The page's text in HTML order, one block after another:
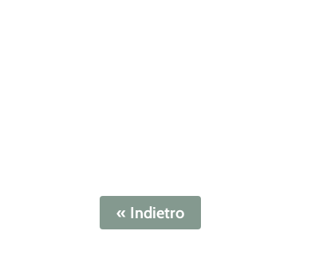
« Indietro